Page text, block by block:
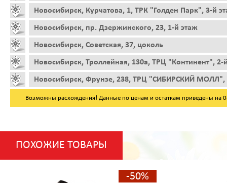
Новосибирск, Курчатова, 1, ТРК "Голден Парк", 3-й
Новосибирск, пр. Дзержинского, 23, 1-й этаж
Новосибирск, Советская, 37, цоколь
Новосибирск, Троллейная, 130а, ТРЦ "Континент", 2-
Новосибирск, Фрунзе, 238, ТРЦ "СИБИРСКИЙ МОЛЛ",
Возможны расхождения! Данные по ценам и остаткам приведены на
ПОХОЖИЕ ТОВАРЫ
-50%